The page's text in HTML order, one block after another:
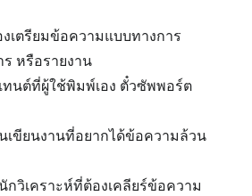
เตรียมข้อความแบบทางการ
ร หรือรายงาน
นต์ที่ผู้ใช้พิมพ์เอง ตั๋วซัพพอร์ต
เขียนงานที่อยากได้ข้อความล้วน
วิเคราะห์ที่ต้องเคลียร์ข้อความ